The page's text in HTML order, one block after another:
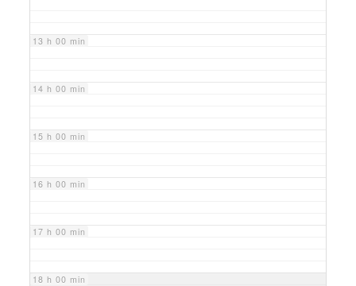
13 h 00 min
14 h 00 min
15 h 00 min
16 h 00 min
17 h 00 min
18 h 00 min